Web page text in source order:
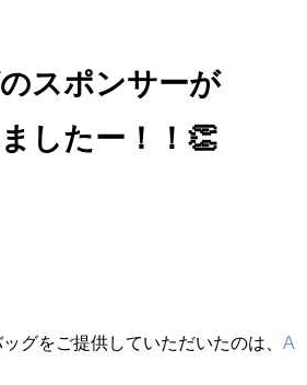
スポンサーが
したー！！👏
グをご提供していただいたのは、 A